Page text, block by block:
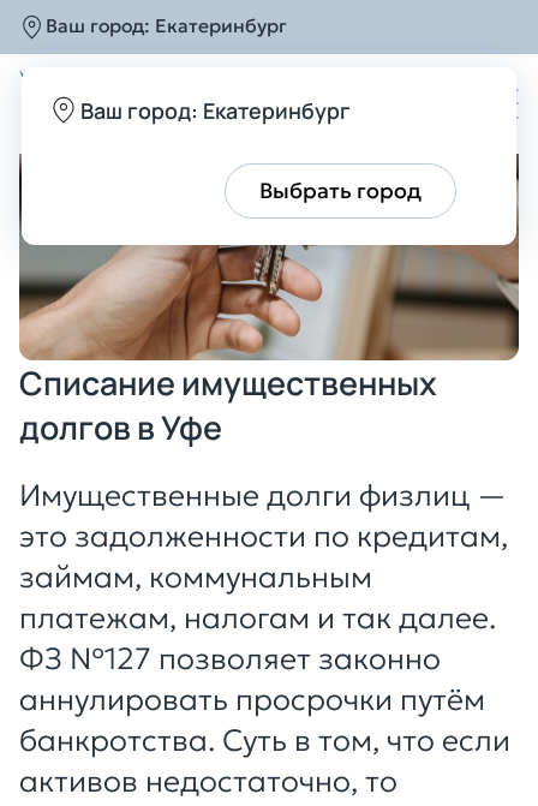
Ваш город: Екатеринбург
Ваш город: Екатеринбург
Выбрать город
Главная Услуги Списание долгов
Списание имущественных
долгов в Уфе
Имущественные долги физлиц —
это задолженности по кредитам,
займам, коммунальным
платежам, налогам и так далее.
ФЗ №127 позволяет законно
аннулировать просрочки путём
банкротства. Суть в том, что если
активов недостаточно, то